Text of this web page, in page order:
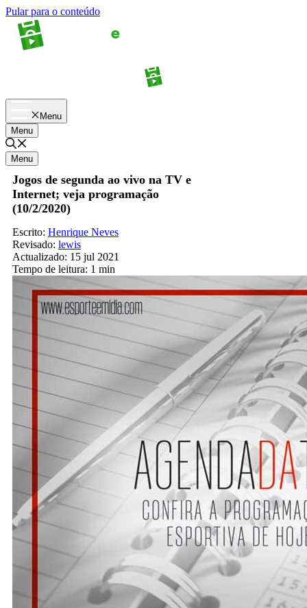
Pular para o conteúdo
Menu
Menu
Menu
Jogos de segunda ao vivo na TV e
Internet; veja programação
(10/2/2020)
Escrito: Henrique Neves
Revisado: lewis
Actualizado: 15 jul 2021
Tempo de leitura: 1 min